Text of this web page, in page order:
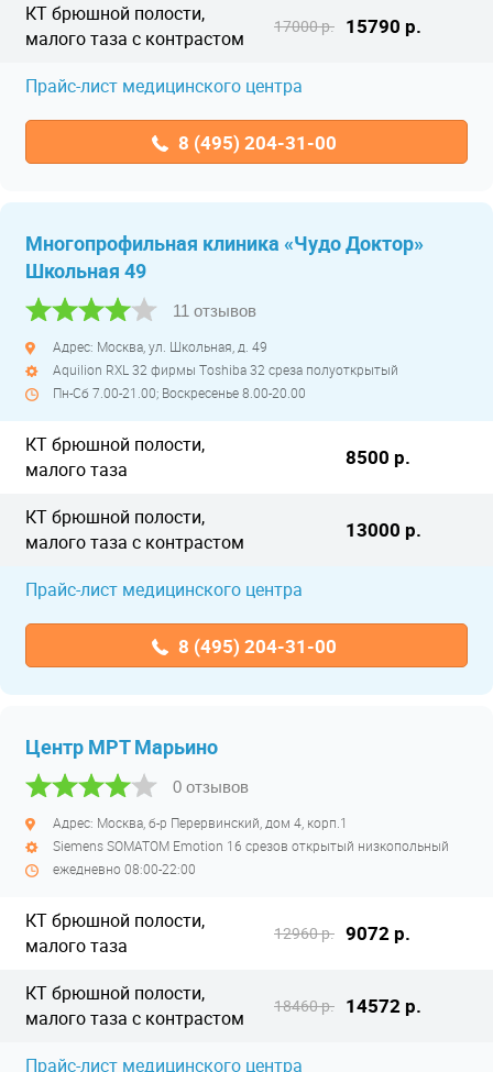
КТ брюшной полости,
малого таза с контрастом
17000 р. 15790 р.
Прайс-лист медицинского центра
8 (495) 204-31-00
Многопрофильная клиника «Чудо Доктор»
Школьная 49
11 отзывов
Адрес: Москва, ул. Школьная, д. 49
Aquilion RXL 32 фирмы Тoshiba 32 среза полуоткрытый
Пн-Сб 7.00-21.00; Воскресенье 8.00-20.00
КТ брюшной полости,
малого таза
8500 р.
КТ брюшной полости,
малого таза с контрастом
13000 р.
Прайс-лист медицинского центра
8 (495) 204-31-00
Центр МРТ Марьино
0 отзывов
Адрес: Москва, б-р Перервинский, дом 4, корп.1
Siemens SOMATOM Emotion 16 срезов открытый низкопольный
ежедневно 08:00-22:00
КТ брюшной полости,
малого таза
12960 р. 9072 р.
КТ брюшной полости,
малого таза с контрастом
18460 р. 14572 р.
Прайс-лист медицинского центра